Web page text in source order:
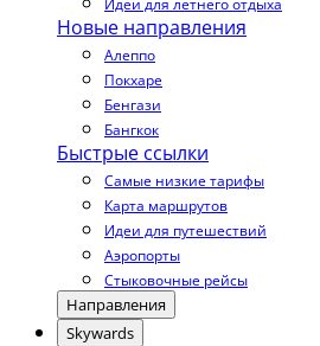
Идеи для летнего отдыха
Новые направления
Алеппо
Покхаре
Бенгази
Бангкок
Быстрые ссылки
Самые низкие тарифы
Карта маршрутов
Идеи для путешествий
Аэропорты
Стыковочные рейсы
Направления
Skywards